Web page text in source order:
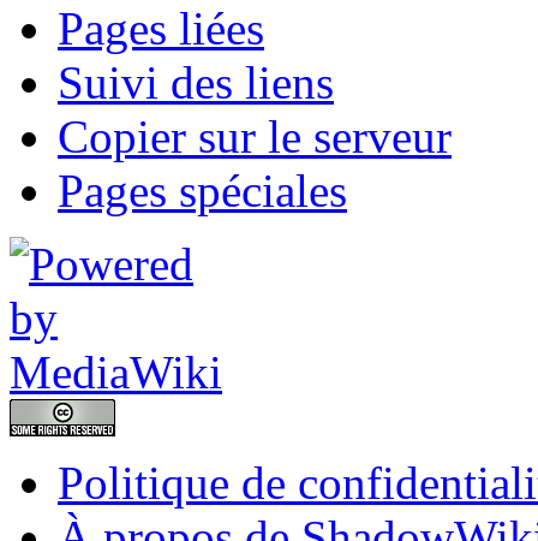
Pages liées
Suivi des liens
Copier sur le serveur
Pages spéciales
Politique de